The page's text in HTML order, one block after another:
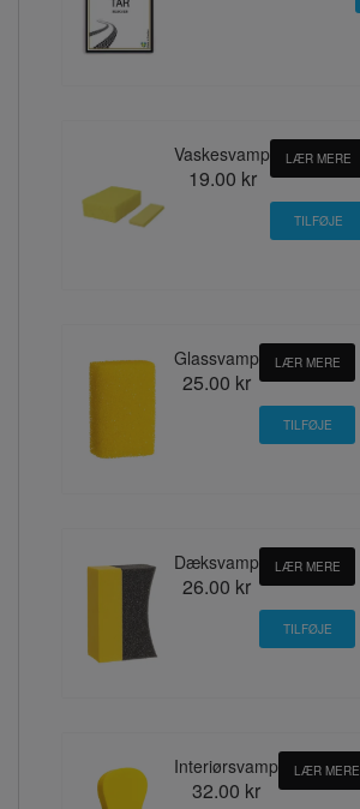
Vaskesvamp
19.00 kr
LÆR MERE
Glassvamp
25.00 kr
LÆR MERE
Dæksvamp
26.00 kr
LÆR MERE
Interiørsvamp
32.00 kr
LÆR MERE